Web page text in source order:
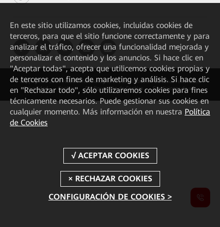
Copyright © 2026 Huawei Technologies Co., Ltd. Todos los derechos reservados.
Privacidad
Cookies Configuración de Cookies Condiciones de uso
En este sitio utilizamos cookies, incluidas cookies de
terceros, para que el sitio funcione correctamente y para
analizar el tráfico, ofrecer una funcionalidad mejorada y
personalizar el contenido y los anuncios. Si hace clic en
"Aceptar todas", acepta que utilicemos cookies propias y
de terceros con fines de marketing y análisis. Si hace clic
en "Rechazar todo", sólo utilizaremos cookies para fines
técnicamente necesarios. Puede gestionar sus cookies en
cualquier momento. Más información en nuestra Política
de Cookies
CONFIGURACIÓN DE COOKIES >